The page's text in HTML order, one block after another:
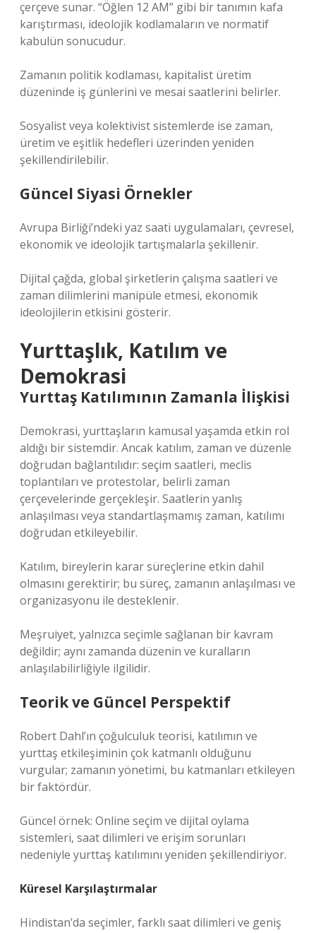
çerçeve sunar. “Öğlen 12 AM” gibi bir tanımın kafa
karıştırması, ideolojik kodlamaların ve normatif
kabulün sonucudur.
Zamanın politik kodlaması, kapitalist üretim
düzeninde iş günlerini ve mesai saatlerini belirler.
Sosyalist veya kolektivist sistemlerde ise zaman,
üretim ve eşitlik hedefleri üzerinden yeniden
şekillendirilebilir.
Güncel Siyasi Örnekler
Avrupa Birliği’ndeki yaz saati uygulamaları, çevresel,
ekonomik ve ideolojik tartışmalarla şekillenir.
Dijital çağda, global şirketlerin çalışma saatleri ve
zaman dilimlerini manipüle etmesi, ekonomik
ideolojilerin etkisini gösterir.
Yurttaşlık, Katılım ve
Demokrasi
Yurttaş Katılımının Zamanla İlişkisi
Demokrasi, yurttaşların kamusal yaşamda etkin rol
aldığı bir sistemdir. Ancak katılım, zaman ve düzenle
doğrudan bağlantılıdır: seçim saatleri, meclis
toplantıları ve protestolar, belirli zaman
çerçevelerinde gerçekleşir. Saatlerin yanlış
anlaşılması veya standartlaşmamış zaman, katılımı
doğrudan etkileyebilir.
Katılım, bireylerin karar süreçlerine etkin dahil
olmasını gerektirir; bu süreç, zamanın anlaşılması ve
organizasyonu ile desteklenir.
Meşruiyet, yalnızca seçimle sağlanan bir kavram
değildir; aynı zamanda düzenin ve kuralların
anlaşılabilirliğiyle ilgilidir.
Teorik ve Güncel Perspektif
Robert Dahl’ın çoğulculuk teorisi, katılımın ve
yurttaş etkileşiminin çok katmanlı olduğunu
vurgular; zamanın yönetimi, bu katmanları etkileyen
bir faktördür.
Güncel örnek: Online seçim ve dijital oylama
sistemleri, saat dilimleri ve erişim sorunları
nedeniyle yurttaş katılımını yeniden şekillendiriyor.
Küresel Karşılaştırmalar
Hindistan’da seçimler, farklı saat dilimleri ve geniş